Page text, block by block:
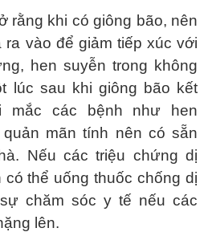
rằng khi có giông bão, nên
vào để giảm tiếp xúc với
hen suyễn trong không
lúc sau khi giông bão kết
mắc các bệnh như hen
mãn tính nên có sẵn
Nếu các triệu chứng dị
thể uống thuốc chống dị
chăm sóc y tế nếu các
lên.